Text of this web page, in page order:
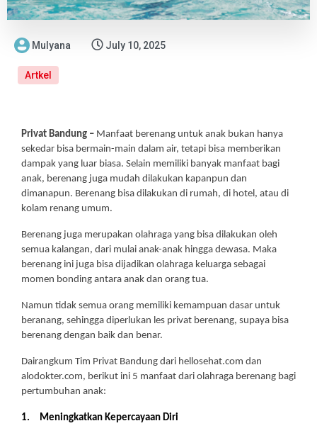
Mulyana July 10, 2025
Artkel
Privat Bandung – Manfaat berenang untuk anak bukan hanya
sekedar bisa bermain-main dalam air, tetapi bisa memberikan
dampak yang luar biasa. Selain memiliki banyak manfaat bagi
anak, berenang juga mudah dilakukan kapanpun dan
dimanapun. Berenang bisa dilakukan di rumah, di hotel, atau di
kolam renang umum.
Berenang juga merupakan olahraga yang bisa dilakukan oleh
semua kalangan, dari mulai anak-anak hingga dewasa. Maka
berenang ini juga bisa dijadikan olahraga keluarga sebagai
momen bonding antara anak dan orang tua.
Namun tidak semua orang memiliki kemampuan dasar untuk
beranang, sehingga diperlukan les privat berenang, supaya bisa
berenang dengan baik dan benar.
Dairangkum Tim Privat Bandung dari hellosehat.com dan
alodokter.com, berikut ini 5 manfaat dari olahraga berenang bagi
pertumbuhan anak:
1. Meningkatkan Kepercayaan Diri